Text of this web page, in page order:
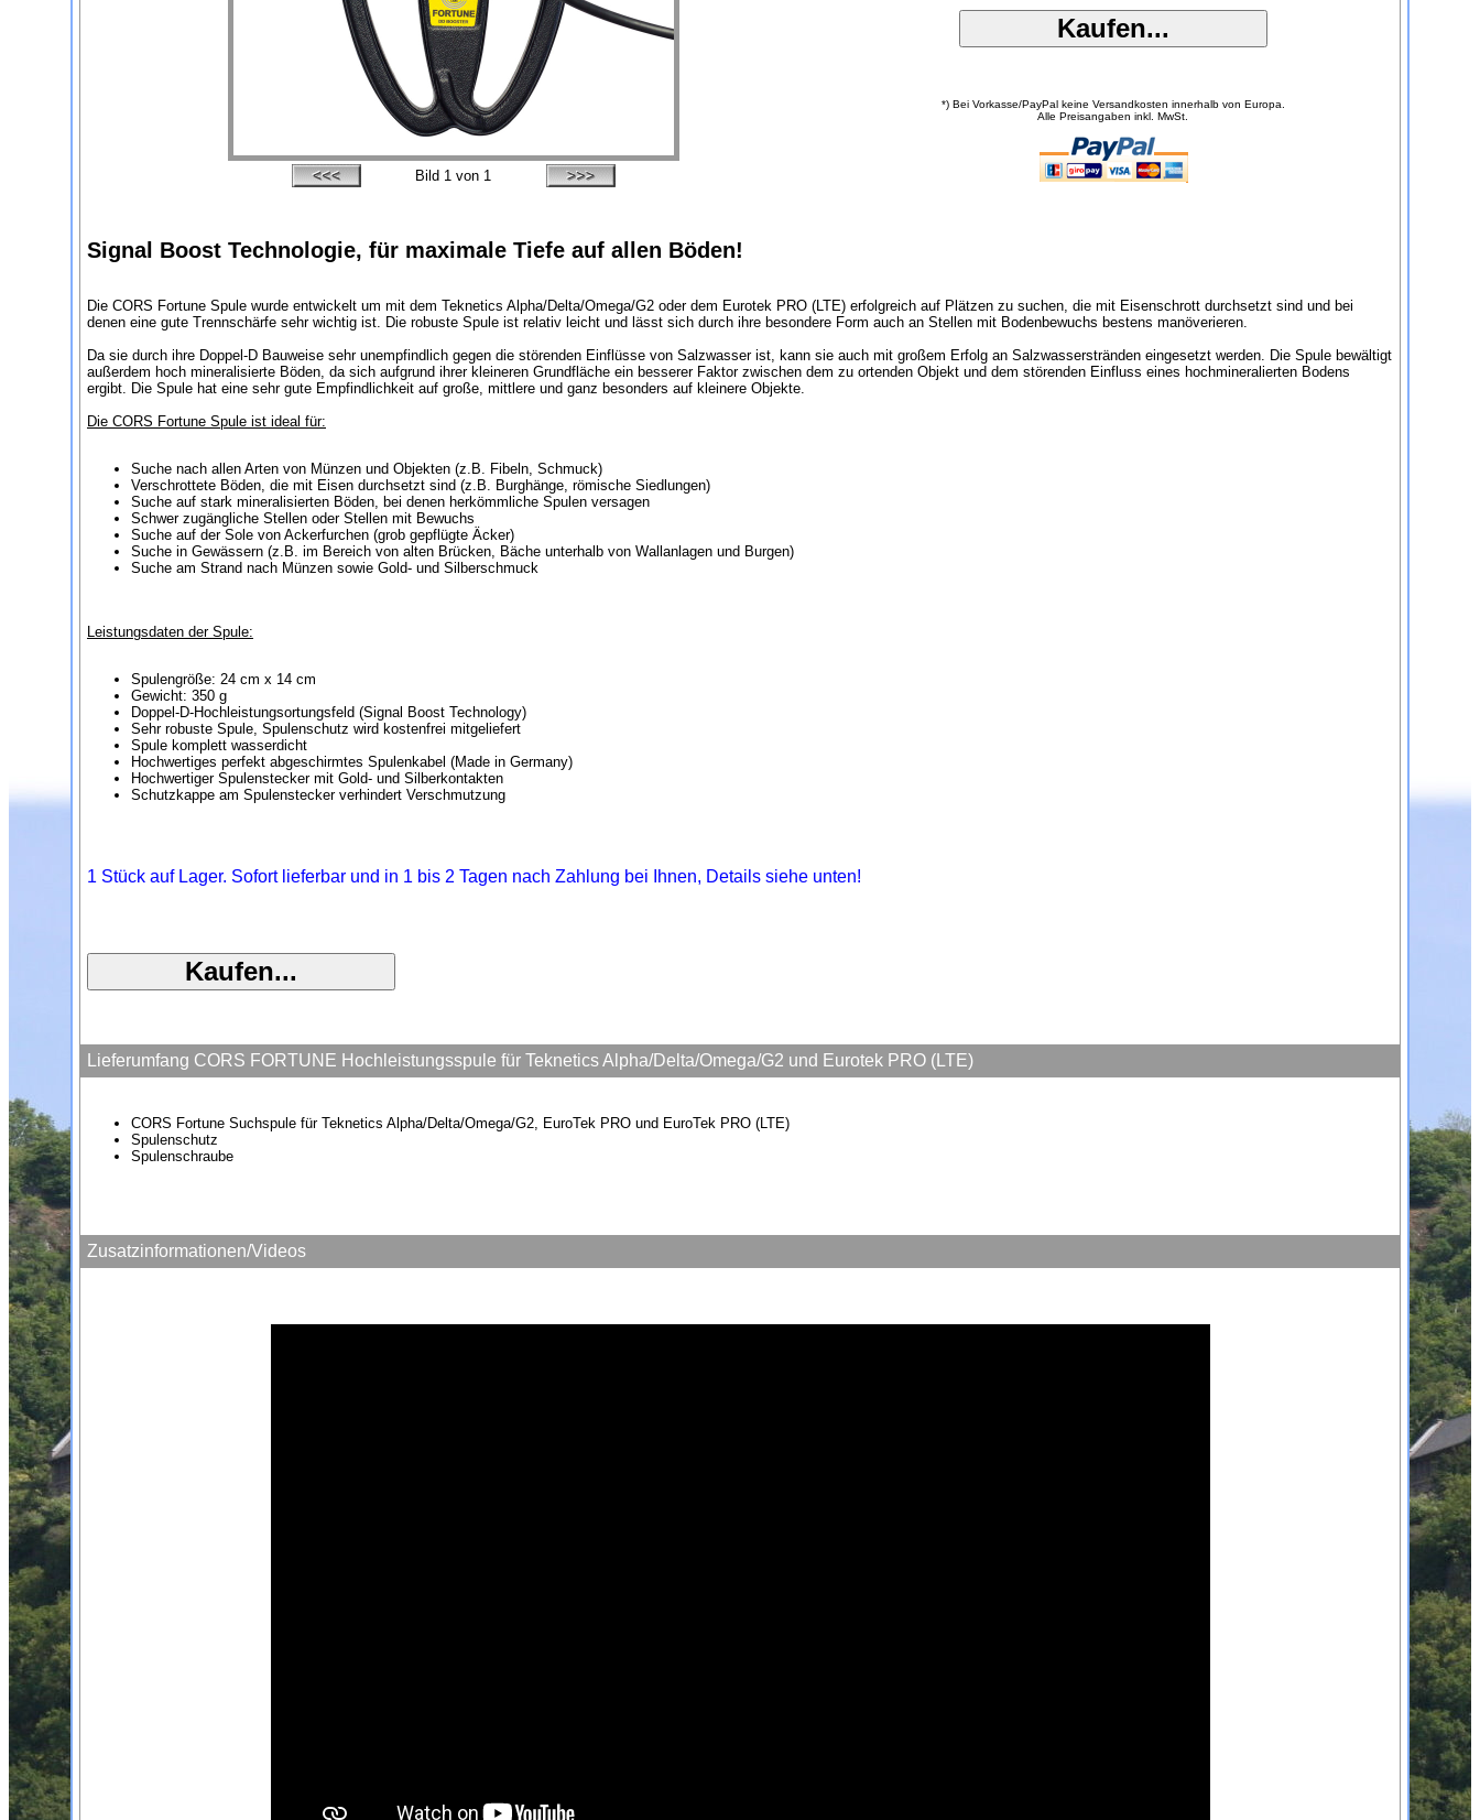
Bild 1 von 1
*) Bei Vorkasse/PayPal keine Versandkosten innerhalb von Europa.
Alle Preisangaben inkl. MwSt.
Signal Boost Technologie, für maximale Tiefe auf allen Böden!
Die CORS Fortune Spule wurde entwickelt um mit dem Teknetics Alpha/Delta/Omega/G2 oder dem Eurotek PRO (LTE) erfolgreich auf Plätzen zu suchen, die mit Eisenschrott durchsetzt sind und bei
denen eine gute Trennschärfe sehr wichtig ist. Die robuste Spule ist relativ leicht und lässt sich durch ihre besondere Form auch an Stellen mit Bodenbewuchs bestens manöverieren.
Da sie durch ihre Doppel-D Bauweise sehr unempfindlich gegen die störenden Einflüsse von Salzwasser ist, kann sie auch mit großem Erfolg an Salzwasserstränden eingesetzt werden. Die Spule bewältigt
außerdem hoch mineralisierte Böden, da sich aufgrund ihrer kleineren Grundfläche ein besserer Faktor zwischen dem zu ortenden Objekt und dem störenden Einfluss eines hochmineralierten Bodens
ergibt. Die Spule hat eine sehr gute Empfindlichkeit auf große, mittlere und ganz besonders auf kleinere Objekte.
Die CORS Fortune Spule ist ideal für:
Suche nach allen Arten von Münzen und Objekten (z.B. Fibeln, Schmuck)
Verschrottete Böden, die mit Eisen durchsetzt sind (z.B. Burghänge, römische Siedlungen)
Suche auf stark mineralisierten Böden, bei denen herkömmliche Spulen versagen
Schwer zugängliche Stellen oder Stellen mit Bewuchs
Suche auf der Sole von Ackerfurchen (grob gepflügte Äcker)
Suche in Gewässern (z.B. im Bereich von alten Brücken, Bäche unterhalb von Wallanlagen und Burgen)
Suche am Strand nach Münzen sowie Gold- und Silberschmuck
Leistungsdaten der Spule:
Spulengröße: 24 cm x 14 cm
Gewicht: 350 g
Doppel-D-Hochleistungsortungsfeld (Signal Boost Technology)
Sehr robuste Spule, Spulenschutz wird kostenfrei mitgeliefert
Spule komplett wasserdicht
Hochwertiges perfekt abgeschirmtes Spulenkabel (Made in Germany)
Hochwertiger Spulenstecker mit Gold- und Silberkontakten
Schutzkappe am Spulenstecker verhindert Verschmutzung
1 Stück auf Lager. Sofort lieferbar und in 1 bis 2 Tagen nach Zahlung bei Ihnen, Details siehe unten!
Lieferumfang CORS FORTUNE Hochleistungsspule für Teknetics Alpha/Delta/Omega/G2 und Eurotek PRO (LTE)
CORS Fortune Suchspule für Teknetics Alpha/Delta/Omega/G2, EuroTek PRO und EuroTek PRO (LTE)
Spulenschutz
Spulenschraube
Zusatzinformationen/Videos